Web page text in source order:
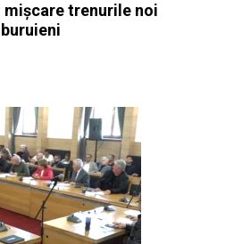
mișcare trenurile noi